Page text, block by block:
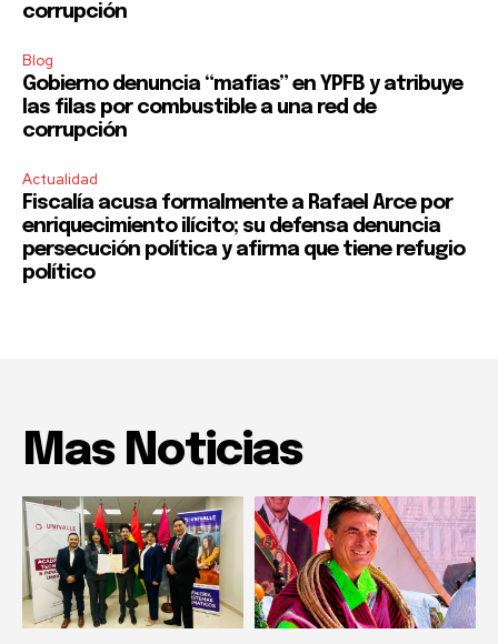
corrupción
Blog
Gobierno denuncia “mafias” en YPFB y atribuye
las filas por combustible a una red de
corrupción
Actualidad
Fiscalía acusa formalmente a Rafael Arce por
enriquecimiento ilícito; su defensa denuncia
persecución política y afirma que tiene refugio
político
Mas Noticias